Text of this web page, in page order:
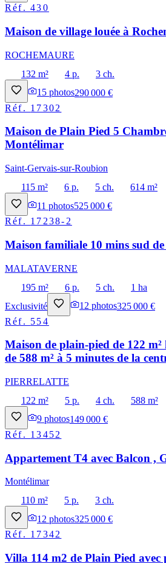
Réf.430
Maison de village louée à
ROCHEMAURE
132 m²
4 p.
3 ch.
15 photos290 000 €
Réf. 17302
Maison de Plain Pied 5
Montélimar
Saint-Gervais-sur-Roubion
115 m²
6 p. 5 ch.
614 m²
11 photos525 000 €
Réf. 17238-2
Maison familiale 10 mins sud
MALATAVERNE
195 m²
6 p. 5 ch.
1 ha
Exclusivité
12 photos325 000 €
Réf. 554
Maison de plain-pied de 122
de 588 m² à 5 minutes de la
PIERRELATTE
122 m²
5 p. 4 ch.
588 m²
9 photos149 000 €
Réf. 13452
Appartement T4 avec Balcon ,
Montélimar
110 m²
5 p.
3 ch.
12 photos325 000 €
Réf. 17342
Villa 114 m2 de Plain Pied avec